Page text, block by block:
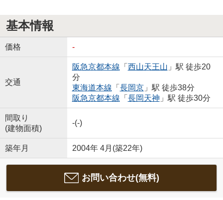
基本情報
価格 -
交通
阪急京都本線 「 西山天王山 」駅 徒歩20
分
東海道本線 「 長岡京」駅 徒歩38分
阪急京都本線 「 長岡天神 」駅 徒歩30分
間取り
(建物面積)
-(-)
築年月 2004年 4月(築22年)
お問い合わせ(無料)